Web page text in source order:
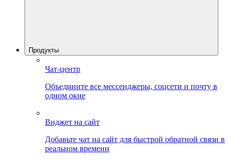
Продукты
Чат-центр
Объедините все мессенджеры, соцсети и почту в
одном окне
Виджет на сайт
Добавьте чат на сайт для быстрой обратной связи в
реальном времени